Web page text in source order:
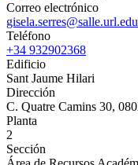
Correo electrónico
gisela.serres@salle.url.edu
Teléfono
+34 932902368
Edificio
Sant Jaume Hilari
Dirección
C. Quatre Camins 30,
Planta
2
Sección